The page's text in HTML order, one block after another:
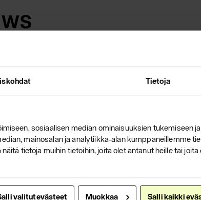
Tietoja
sosiaalisen median ominaisuuksien tukemiseen ja
mainosalan ja analytiikka-alan kumppaneillemme
tietoja muihin tietoihin, joita olet antanut heille tai joita
valitut evästeet Muokkaa Salli kaikki